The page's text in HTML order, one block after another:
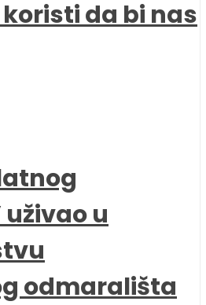
da bi nas
u
odmarališta